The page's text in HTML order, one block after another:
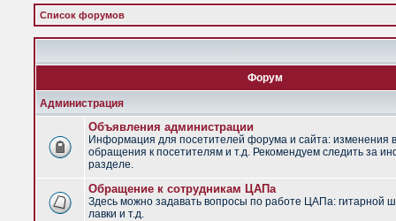
Список форумов
Форум
Администрация
Объявления администрации
Информация для посетителей форума и сайта: изменения
обращения к посетителям и т.д. Рекомендуем следить за
разделе.
Обращение к сотрудникам ЦАПа
Здесь можно задавать вопросы по работе ЦАПа: гитарной
лавки и т.д.